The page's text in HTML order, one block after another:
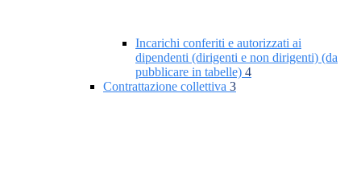
Incarichi conferiti e autorizzati ai
dipendenti (dirigenti e non dirigenti) (da
pubblicare in tabelle) 4
Contrattazione collettiva 3